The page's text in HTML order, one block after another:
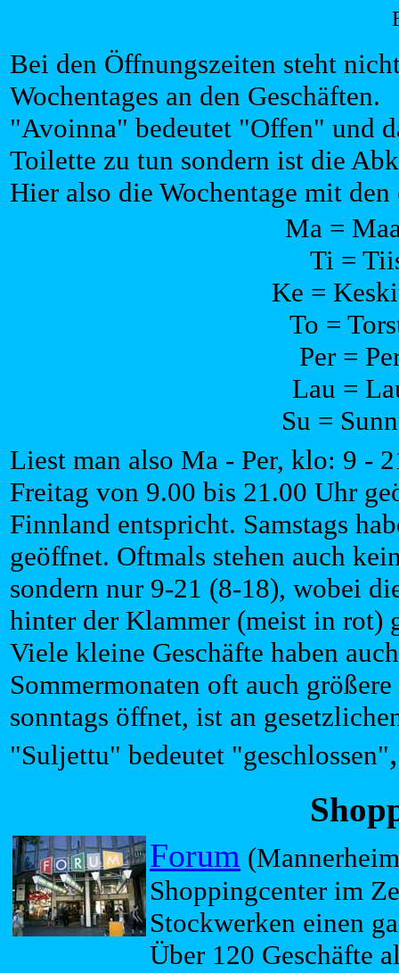
Bei den Öffnungszeiten steht
Wochentages an den Geschäften.
"Avoinna" bedeutet "Offen" und
Toilette zu tun sondern ist die
Hier also die Wochentage mit
Ma =
Ti =
Ke =
To =
Per =
Lau =
Su =
Liest man also Ma - Per, klo: 9 -
Freitag von 9.00 bis 21.00 Uhr
Finnland entspricht. Samstags
geöffnet. Oftmals stehen auch
sondern nur 9-21 (8-18), wobei
hinter der Klammer (meist in rot)
Viele kleine Geschäfte haben
Sommermonaten oft auch
sonntags öffnet, ist an
"Suljettu" bedeutet "geschlossen"
Forum
Shoppingcenter im
Stockwerken einen
Über 120 Geschäfte